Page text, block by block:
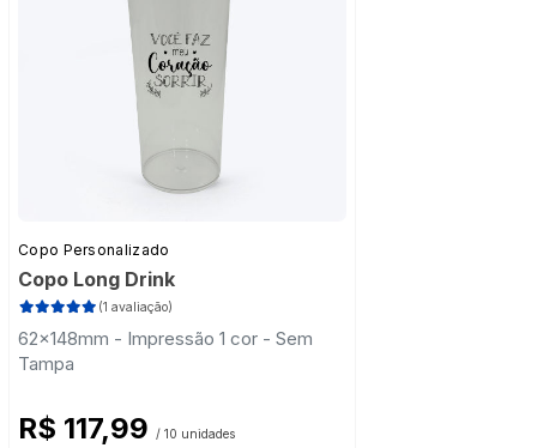
Copo Personalizado
Copo Long Drink
(1 avaliação)
62x148mm - Impressão 1 cor - Sem
Tampa
R$ 117,99 / 10 unidades